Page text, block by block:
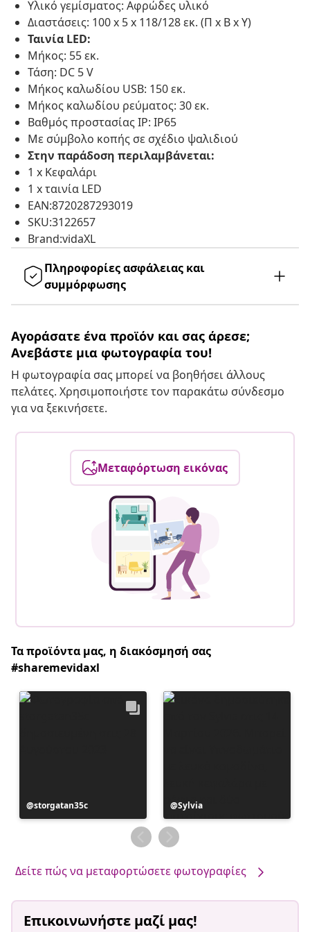
Υλικό γεμίσματος: Αφρώδες υλικό
Διαστάσεις: 100 x 5 x 118/128 εκ. (Π x Β x Υ)
Ταινία LED:
Μήκος: 55 εκ.
Τάση: DC 5 V
Μήκος καλωδίου USB: 150 εκ.
Μήκος καλωδίου ρεύματος: 30 εκ.
Βαθμός προστασίας IP: IP65
Με σύμβολο κοπής σε σχέδιο ψαλιδιού
Στην παράδοση περιλαμβάνεται:
1 x Κεφαλάρι
1 x ταινία LED
EAN:8720287293019
SKU:3122657
Brand:vidaXL
Πληροφορίες ασφάλειας και
συμμόρφωσης
Αγοράσατε ένα προϊόν και σας άρεσε;
Ανεβάστε μια φωτογραφία του!
Η φωτογραφία σας μπορεί να βοηθήσει άλλους
πελάτες. Χρησιμοποιήστε τον παρακάτω σύνδεσμο
για να ξεκινήσετε.
Μεταφόρτωση εικόνας
Τα προϊόντα μας, η διακόσμησή σας
#sharemevidaxl
Η
ανάρτηση
storgatan35c
Η
ανάρτηση
δημοσιεύθηκε
από
Sylvia
Δείτε πώς να μεταφορτώσετε φωτογραφίες
Επικοινωνήστε μαζί μας!